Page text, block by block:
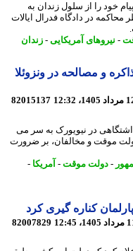
چگونه پیام خود را از سلول زندان به
در دادگاه فدرال ایالات
نیروهای آمریکایی-زندان
و مصالحه در ونزوئلا
82015137
در نیویورک به سر می
و مخالفان، بر ضرورت
-دولت موقت-آمریکا-
کناره گیری کرد
82007829